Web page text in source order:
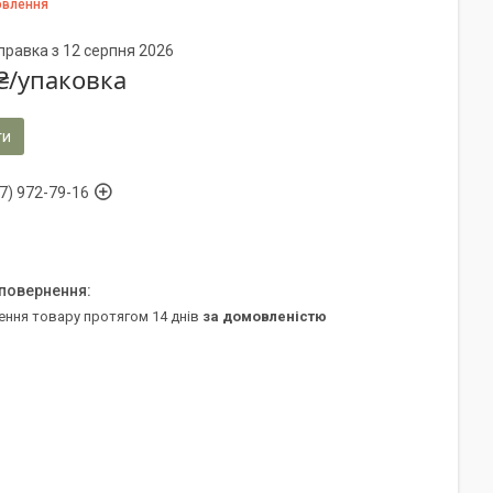
з 12 серпня 2026
упаковка
972-79-16
товару протягом 14 днів за домовленістю